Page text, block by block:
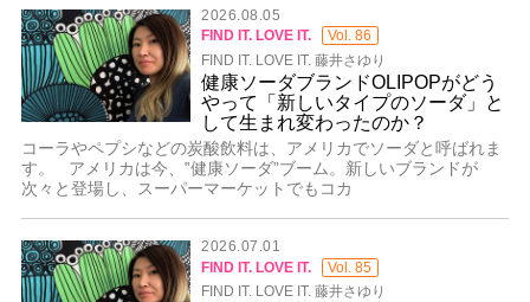
2026.08.05
FIND IT. LOVE IT.
Vol. 86
FIND IT. LOVE IT. 藤井さゆり
健康ソーダブランドOLIPOPがどう
やって「新しいタイプのソーダ」と
して生まれ変わったのか？
コーラやペプシなどの炭酸飲料は、アメリカでソーダと呼ばれま
す。 アメリカは今、‟健康ソーダ”ブーム。新しいブランドが
次々と登場し、スーパーマーケットでもコカ
2026.07.01
FIND IT. LOVE IT.
Vol. 85
FIND IT. LOVE IT. 藤井さゆり